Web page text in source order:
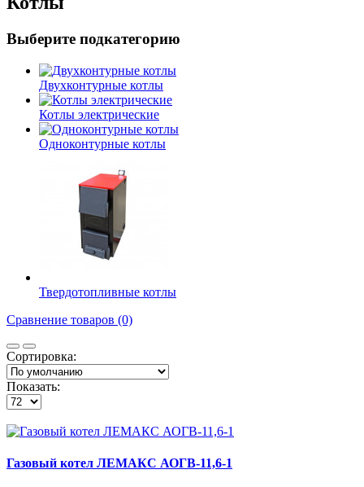
Выберите подкатегорию
Двухконтурные котлы
Котлы электрические
Одноконтурные котлы
Твердотопливные котлы
Сравнение товаров (0)
Сортировка:
Показать:
Газовый котел ЛЕМАКС АОГВ-11,6-1